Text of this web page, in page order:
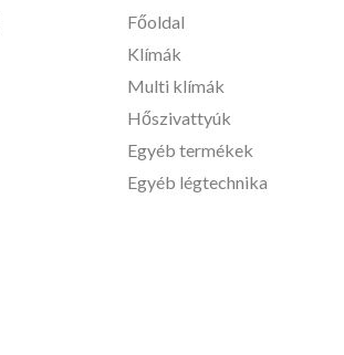
Főoldal
Klímák
Multi klímák
Hőszivattyúk
Egyéb termékek
Egyéb légtechnika